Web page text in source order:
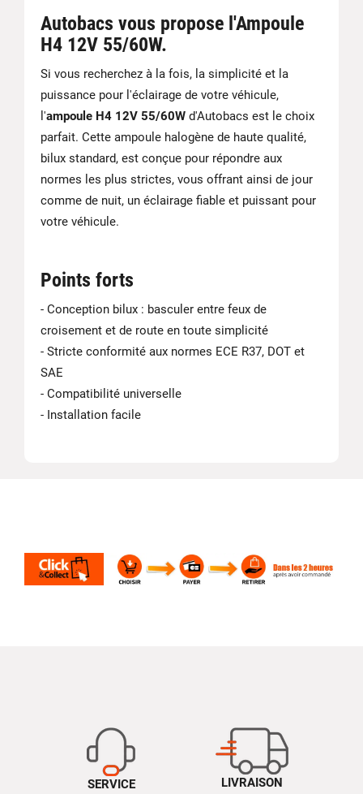
Autobacs vous propose l'Ampoule
H4 12V 55/60W.
Si vous recherchez à la fois, la simplicité et la
puissance pour l'éclairage de votre véhicule,
l'ampoule H4 12V 55/60W d'Autobacs est le choix
parfait. Cette ampoule halogène de haute qualité,
bilux standard, est conçue pour répondre aux
normes les plus strictes, vous offrant ainsi de jour
comme de nuit, un éclairage fiable et puissant pour
votre véhicule.
Points forts
- Conception bilux : basculer entre feux de
croisement et de route en toute simplicité
- Stricte conformité aux normes ECE R37, DOT et
SAE
- Compatibilité universelle
- Installation facile
SERVICE
LIVRAISON